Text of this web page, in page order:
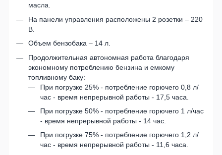
масла.
На панели управления расположены 2 розетки – 220
В.
Объем бензобака – 14 л.
Продолжительная автономная работа благодаря
экономному потреблению бензина и емкому
топливному баку:
При погрузке 25% - потребление горючего 0,8 л/
час - время непрерывной работы - 17,5 часа.
При погрузке 50% - потребление горючего 1 л/час
- время непрерывной работы - 14 час.
При погрузке 75% - потребление горючего 1,2 л/
час - время непрерывной работы - 11,6 часа.